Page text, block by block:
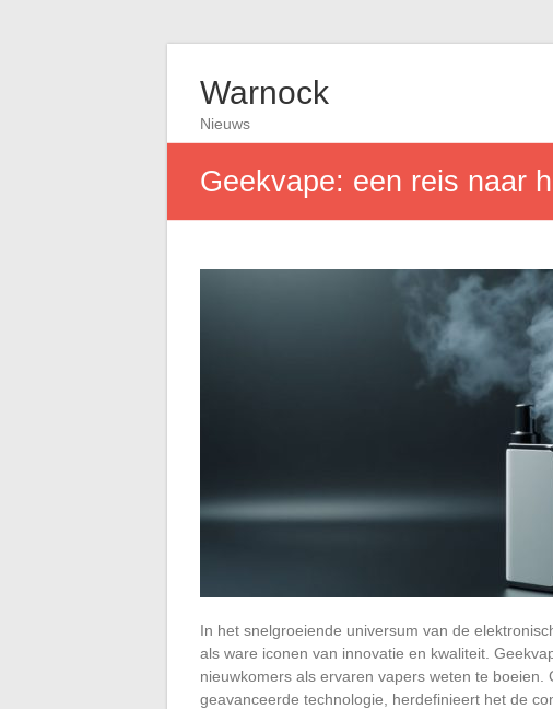
Warnock
Nieuws
Geekvape: een reis naar
In het snelgroeiende universum van de
als ware iconen van innovatie en kwaliteit.
nieuwkomers als ervaren vapers weten te
geavanceerde technologie, herdefinieert het de